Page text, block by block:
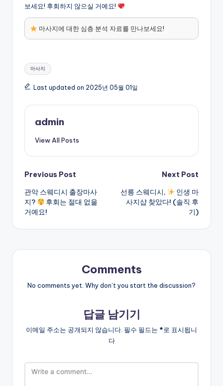
보세요! 후회하지 않으실 거예요!
마사지에 대한 심층 분석 자료를 만나보세요!
Tags:
마사지
Last updated on 2025년 05월 01일
admin
View All Posts
Post
navigation
Previous Post
관악 스웨디시 출장마사
지?
후회는 절대 없을
거예요!
Next Post
선릉 스웨디시,
인생 마
사지샵 찾았다! (솔직 후
기)
Comments
No comments yet. Why don’t you start the discussion?
답글 남기기
이메일 주소는 공개되지 않습니다. 필수 필드는 *로 표시됩니
다